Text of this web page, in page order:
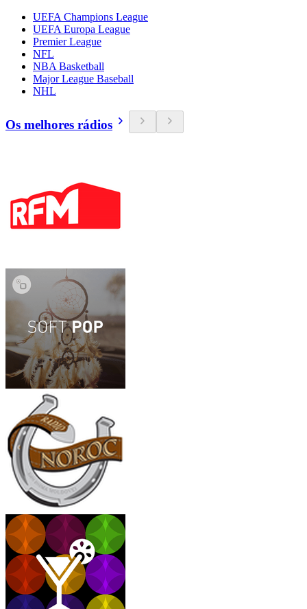
UEFA Champions League
UEFA Europa League
Premier League
NFL
NBA Basketball
Major League Baseball
NHL
Os melhores rádios